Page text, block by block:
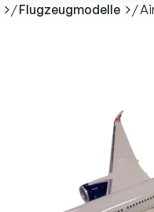
/Flugzeugmodelle /